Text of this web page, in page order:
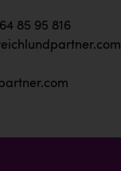
85 95 816